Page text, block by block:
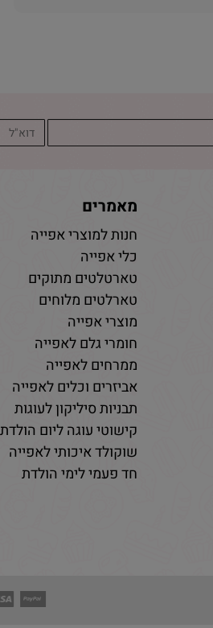
מאמרים
חנות למוצרי אפייה
כלי אפייה
טארטלטים מתוקים
טארלטים מלוחים
מוצרי אפייה
חומרי גלם לאפייה
ממרחים לאפייה
אביזרים וכלים לאפייה
תבניות סיליקון לעוגות
קישוטי עוגה ליום הולדת
שוקולד איכותי לאפייה
חד פעמי לימי הולדת